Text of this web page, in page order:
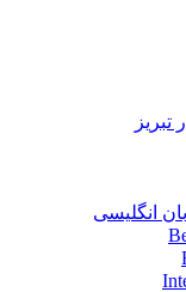
تبریز
انگلیسی